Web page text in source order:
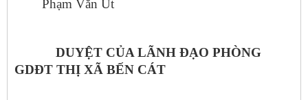
Phạm Văn Út
DUYỆT CỦA LÃNH ĐẠO PHÒNG
GDĐT THỊ XÃ BẾN CÁT